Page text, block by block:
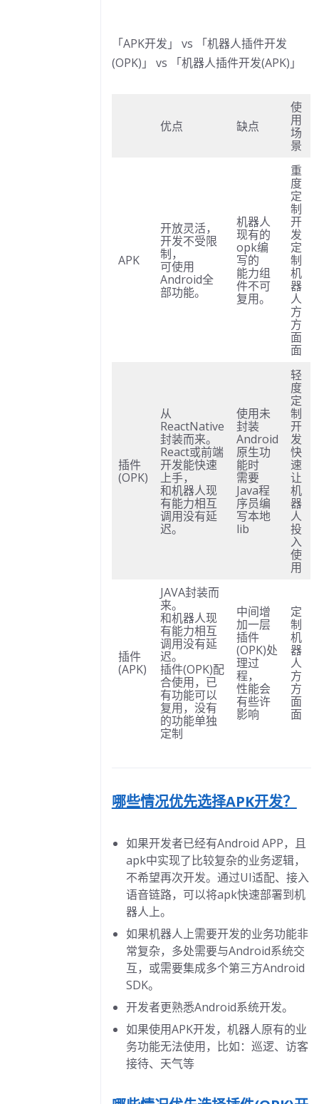
「APK开发」 vs 「机器人插件开发
(OPK)」 vs 「机器人插件开发(APK)」
优点 缺点
使
用
场
景
APK
开放灵活，
开发不受限
制，
可使用
Android全
部功能。
机器人
现有的
opk编
写的
能力组
件不可
复用。
重
度
定
制
开
发
定
制
机
器
人
方
方
面
面
插件
(OPK)
从
ReactNative
封装而来。
React或前端
开发能快速
上手，
和机器人现
有能力相互
调用没有延
迟。
使用未
封装
Android
原生功
能时
需要
Java程
序员编
写本地
lib
轻
度
定
制
开
发
快
速
让
机
器
人
投
入
使
用
插件
(APK)
JAVA封装而
来。
和机器人现
有能力相互
调用没有延
迟。
插件(OPK)配
合使用，已
有功能可以
复用，没有
的功能单独
定制
中间增
加一层
插件
(OPK)处
理过
程，
性能会
有些许
影响
定
制
机
器
人
方
方
面
面
哪些情况优先选择APK开发？
如果开发者已经有Android APP，且
apk中实现了比较复杂的业务逻辑，
不希望再次开发。通过UI适配、接入
语音链路，可以将apk快速部署到机
器人上。
如果机器人上需要开发的业务功能非
常复杂，多处需要与Android系统交
互，或需要集成多个第三方Android
SDK。
开发者更熟悉Android系统开发。
如果使用APK开发，机器人原有的业
务功能无法使用，比如：巡逻、访客
接待、天气等